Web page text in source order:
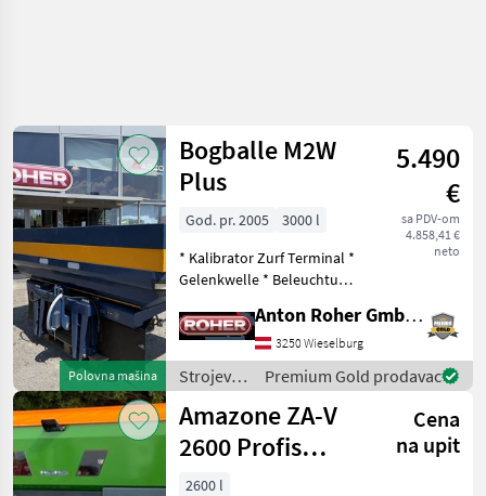
Polovna mašina
Bogballe M2W
Plus
5.490
€
sa PDV-om
4.858,41 €
neto
God. pr. 2005
3000 l
* Kalibrator Zurf Terminal *
Gelenkwelle * Beleuchtung
Geschwindigkeitsabhängig
* Grenzstreueinrichtung
durch Änderung der
Streusc
Anton Roher GmbH (ACA Center Roher)
3250 Wieselburg
Strojevi
za
đubrenje,
gnojenje i
navodnjavanje
/
Premium Gold prodavac
Amazone ZA-V
2600 Profis
Tronic
Cena
na upit
2600 l